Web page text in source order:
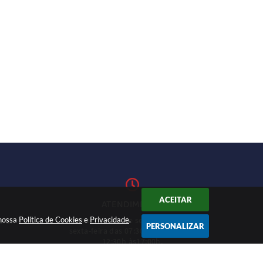
Política de Cookies e Privacidade.
ACEITAR
PERSONALIZAR
27
ATENDIMENTO
Atendimento de segunda-feira a
sexta-feira das 07:30h às 11h e das
12:30h às17:00h.